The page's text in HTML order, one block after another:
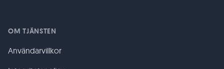
OM TJÄNSTEN
Användarvillkor